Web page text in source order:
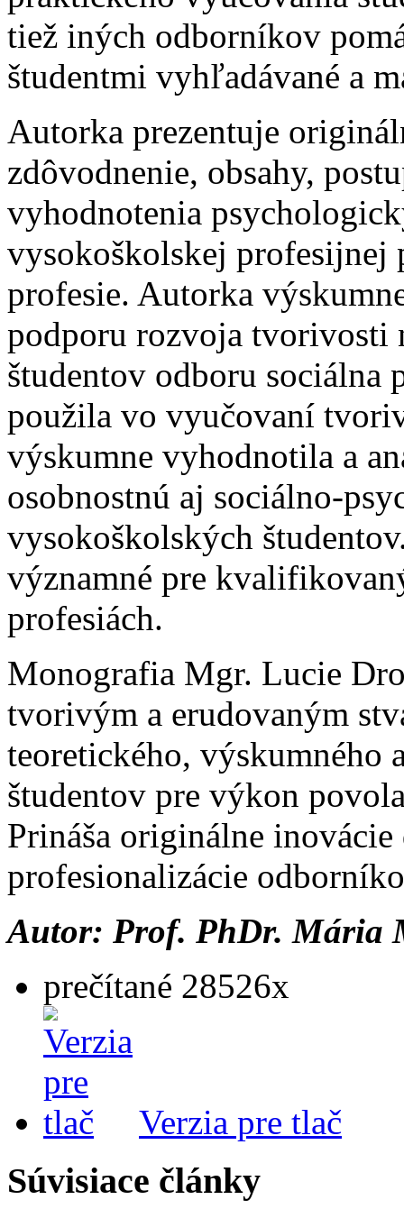
tiež iných odborníkov
študentmi vyhľadávané a
Autorka prezentuje
zdôvodnenie, obsahy,
vyhodnotenia
vysokoškolskej profesijnej
profesie. Autorka
podporu rozvoja tvorivosti
študentov odboru sociálna
použila vo vyučovaní
výskumne vyhodnotila a
osobnostnú aj sociálno-
vysokoškolských
významné pre
profesiách.
Monografia Mgr. Lucie
tvorivým a erudovaným
teoretického, výskumného
študentov pre výkon
Prináša originálne
profesionalizácie
Autor: Prof. PhDr. Mária
prečítané 28526x
Verzia pre tlač
Súvisiace články